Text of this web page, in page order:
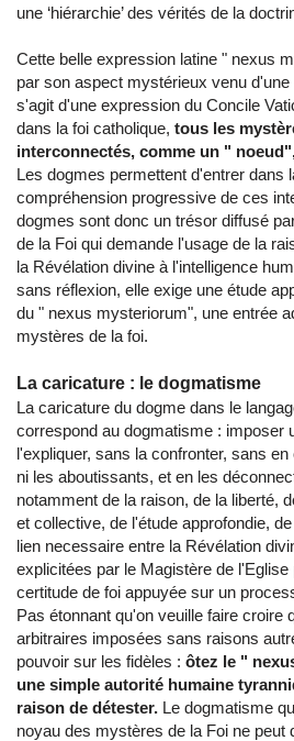
une ‘hiérarchie’ des vérités de la
Cette belle expression latine " nexus
par son aspect mystérieux venu
s'agit d'une expression du Concile
dans la foi catholique, tous les
interconnectés, comme un "
Les dogmes permettent d'entrer dans
compréhension progressive de ces
dogmes sont donc un trésor diffusé
de la Foi qui demande l'usage de la
la Révélation divine à l'intelligence
sans réflexion, elle exige une étude
du " nexus mysteriorum", une entrée
mystères de la foi.
La caricature : le dogmatisme
La caricature du dogme dans le
correspond au dogmatisme : imposer
l'expliquer, sans la confronter, sans
ni les aboutissants, et en les
notamment de la raison, de la liberté,
et collective, de l'étude approfondie,
lien necessaire entre la Révélation
explicitées par le Magistère de
certitude de foi appuyée sur un
Pas étonnant qu'on veuille faire croire
arbitraires imposées sans raisons
pouvoir sur les fidèles : ôtez le "
une simple autorité humaine
raison de détester. Le dogmatisme
noyau des mystères de la Foi ne peut